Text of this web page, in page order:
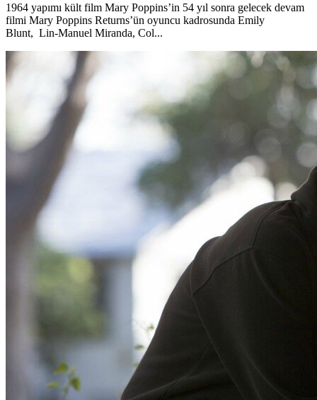
1964 yapımı kült film Mary Poppins’in 54 yıl sonra gelecek devam
filmi Mary Poppins Returns’ün oyuncu kadrosunda Emily
Blunt, Lin-Manuel Miranda, Col...